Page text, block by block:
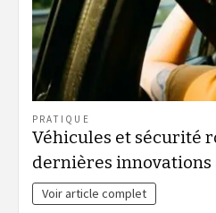
PRATIQUE
Véhicules et sécurité
dernières innovations
Voir article complet